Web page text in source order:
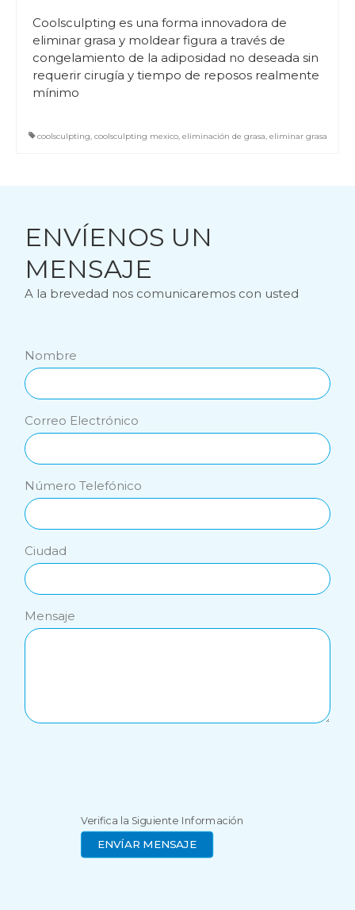
Coolsculpting es una forma innovadora de
eliminar grasa y moldear figura a través de
congelamiento de la adiposidad no deseada sin
requerir cirugía y tiempo de reposos realmente
mínimo
coolsculpting, coolsculpting mexico, eliminación de grasa, eliminar grasa
ENVÍENOS UN
MENSAJE
A la brevedad nos comunicaremos con usted
Nombre
Correo Electrónico
Número Telefónico
Ciudad
Mensaje
Verifica la Siguiente Información